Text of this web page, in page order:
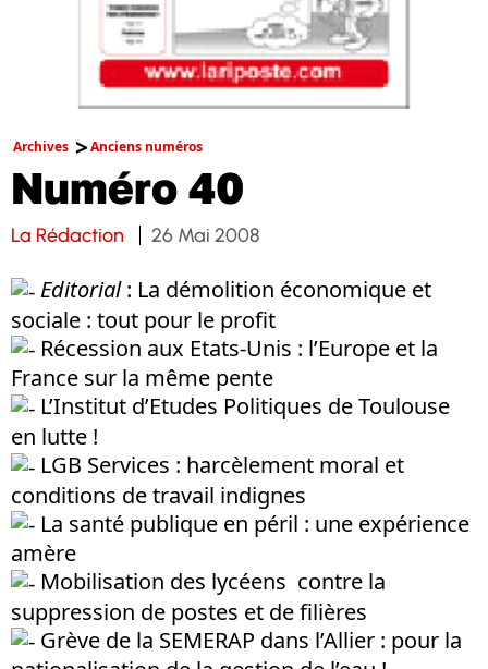
Archives Anciens numéros
Numéro 40
La Rédaction 26 Mai 2008
Editorial: La démolition économique et
sociale : tout pour le profit
Récession aux Etats-Unis : l’Europe et la
France sur la même pente
L’Institut d’Etudes Politiques de Toulouse
en lutte !
LGB Services : harcèlement moral et
conditions de travail indignes
La santé publique en péril : une expérience
amère
Mobilisation des lycéens contre la
suppression de postes et de filières
Grève de la SEMERAP dans l’Allier : pour la